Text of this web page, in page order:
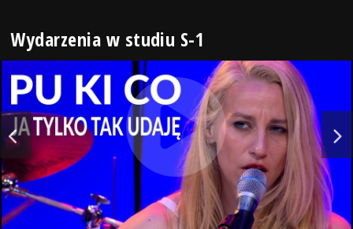
Wydarzenia w studiu S-1